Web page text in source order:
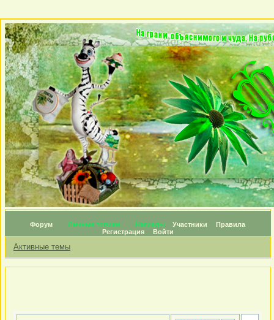
Форум Личные топики Награды Участники
Правила
Регистрация
Войти
Активные темы